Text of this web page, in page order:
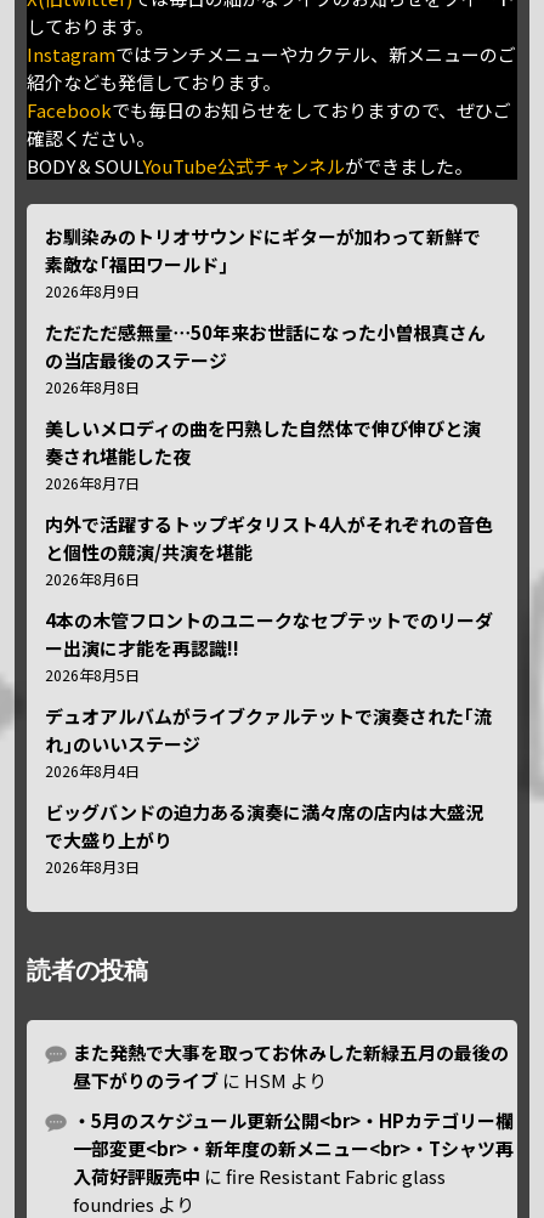
しております。
Instagramではランチメニューやカクテル、新メニューのご
紹介なども発信しております。
Facebookでも毎日のお知らせをしておりますので、ぜひご
確認ください。
BODY＆SOULYouTube公式チャンネルができました。
お馴染みのトリオサウンドにギターが加わって新鮮で
素敵な｢福田ワールド｣
2026年8月9日
ただただ感無量⋯50年来お世話になった小曽根真さん
の当店最後のステージ
2026年8月8日
美しいメロディの曲を円熟した自然体で伸び伸びと演
奏され堪能した夜
2026年8月7日
内外で活躍するトップギタリスト4人がそれぞれの音色
と個性の競演/共演を堪能
2026年8月6日
4本の木管フロントのユニークなセプテットでのリーダ
ー出演に才能を再認識!!
2026年8月5日
デュオアルバムがライブクァルテットで演奏された｢流
れ｣のいいステージ
2026年8月4日
ビッグバンドの迫力ある演奏に満々席の店内は大盛況
で大盛り上がり
2026年8月3日
読者の投稿
また発熱で大事を取ってお休みした新緑五月の最後の
昼下がりのライブ に HSM より
・5月のスケジュール更新公開<br>・HPカテゴリー欄
一部変更<br>・新年度の新メニュー<br>・Tシャツ再
入荷好評販売中 にfire Resistant Fabric glass
foundries より